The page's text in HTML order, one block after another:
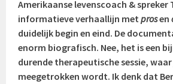
Amerikaanse levenscoach & spreker
informatieve verhaallijn metprosen
duidelijk begin en eind. De
enorm biografisch. Nee, het is een
durende therapeutische sessie,
meegetrokken wordt. Ik denk dat